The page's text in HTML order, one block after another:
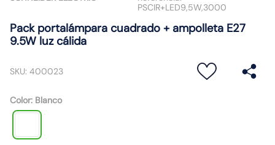
PSCIR+LED9,5W,3000
Pack portalámpara cuadrado + ampolleta E27
9.5W luz cálida
SKU: 400023
Color: Blanco
6.
matixgo
7.
foco led
proyector led